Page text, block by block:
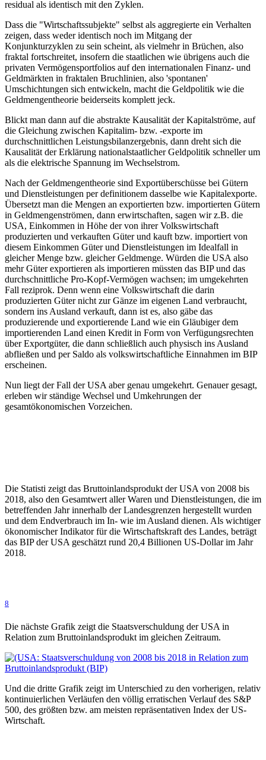
residual als identisch mit den Zyklen.
Dass die "Wirtschaftssubjekte" selbst als aggregierte ein Verhalten
zeigen, dass weder identisch noch im Mitgang der
Konjunkturzyklen zu sein scheint, als vielmehr in Brüchen, also
fraktal fortschreitet, insofern die staatlichen wie übrigens auch die
privaten Vermögensportfolios auf den internationalen Finanz- und
Geldmärkten in fraktalen Bruchlinien, also 'spontanen'
Umschichtungen sich entwickeln, macht die Geldpolitik wie die
Geldmengentheorie beiderseits komplett jeck.
Blickt man dann auf die abstrakte Kausalität der Kapitalströme, auf
die Gleichung zwischen Kapitalim- bzw. -exporte im
durchschnittlichen Leistungsbilanzergebnis, dann dreht sich die
Kausalität der Erklärung nationalstaatlicher Geldpolitik schneller um
als die elektrische Spannung im Wechselstrom.
Nach der Geldmengentheorie sind Exportüberschüsse bei Gütern
und Dienstleistungen per definitionem dasselbe wie Kapitalexporte.
Übersetzt man die Mengen an exportierten bzw. importierten Gütern
in Geldmengenströmen, dann erwirtschaften, sagen wir z.B. die
USA, Einkommen in Höhe der von ihrer Volkswirtschaft
produzierten und verkauften Güter und kauft bzw. importiert von
diesem Einkommen Güter und Dienstleistungen im Idealfall in
gleicher Menge bzw. gleicher Geldmenge. Würden die USA also
mehr Güter exportieren als importieren müssten das BIP und das
durchschnittliche Pro-Kopf-Vermögen wachsen; im umgekehrten
Fall reziprok. Denn wenn eine Volkswirtschaft die darin
produzierten Güter nicht zur Gänze im eigenen Land verbraucht,
sondern ins Ausland verkauft, dann ist es, also gäbe das
produzierende und exportierende Land wie ein Gläubiger dem
importierenden Land einen Kredit in Form von Verfügungsrechten
über Exportgüter, die dann schließlich auch physisch ins Ausland
abfließen und per Saldo als volkswirtschaftliche Einnahmen im BIP
erscheinen.
Nun liegt der Fall der USA aber genau umgekehrt. Genauer gesagt,
erleben wir ständige Wechsel und Umkehrungen der
gesamtökonomischen Vorzeichen.
Die Statisti zeigt das Bruttoinlandsprodukt der USA von 2008 bis
2018, also den Gesamtwert aller Waren und Dienstleistungen, die im
betreffenden Jahr innerhalb der Landesgrenzen hergestellt wurden
und dem Endverbrauch im In- wie im Ausland dienen. Als wichtiger
ökonomischer Indikator für die Wirtschaftskraft des Landes, beträgt
das BIP der USA geschätzt rund 20,4 Billionen US-Dollar im Jahr
2018.
8
Die nächste Grafik zeigt die Staatsverschuldung der USA in
Relation zum Bruttoinlandsprodukt im gleichen Zeitraum.
Und die dritte Grafik zeigt im Unterschied zu den vorherigen, relativ
kontinuierlichen Verläufen den völlig erratischen Verlauf des S&P
500, des größten bzw. am meisten repräsentativen Index der US-
Wirtschaft.